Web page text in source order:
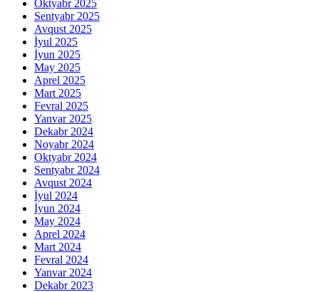
Oktyabr 2025
Sentyabr 2025
Avqust 2025
İyul 2025
İyun 2025
May 2025
Aprel 2025
Mart 2025
Fevral 2025
Yanvar 2025
Dekabr 2024
Noyabr 2024
Oktyabr 2024
Sentyabr 2024
Avqust 2024
İyul 2024
İyun 2024
May 2024
Aprel 2024
Mart 2024
Fevral 2024
Yanvar 2024
Dekabr 2023